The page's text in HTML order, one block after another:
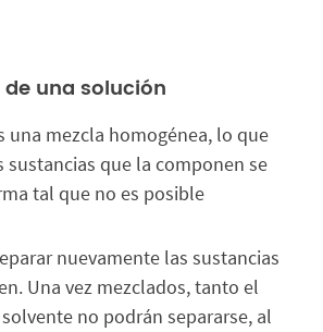
una solución
una mezcla homogénea, lo que
sustancias que la componen se
tal que no es posible
nuevamente las sustancias
Una vez mezclados, tanto el
no podrán separarse, al